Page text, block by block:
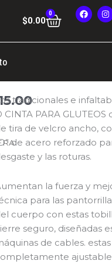
$0.00
0
Cart
F
a
c
b
I
n
s
a
tradicionales e
CINTA PARA
tira de velcro ancho,
de acero reforzado
y las roturas.
la fuerza y
para las
cuerpo con estas
seguro, diseñadas
de cables.